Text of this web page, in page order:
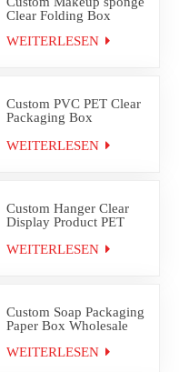
Clear Folding Box
WEITERLESEN
Custom PVC PET Clear
Packaging Box
WEITERLESEN
Custom Hanger Clear
Display Product PET
WEITERLESEN
Custom Soap Packaging
Paper Box Wholesale
WEITERLESEN